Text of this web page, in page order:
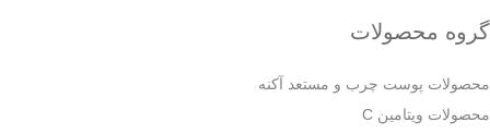
گروه محصولات
محصولات پوست چرب و مستعد آکنه
محصولات ویتامین C